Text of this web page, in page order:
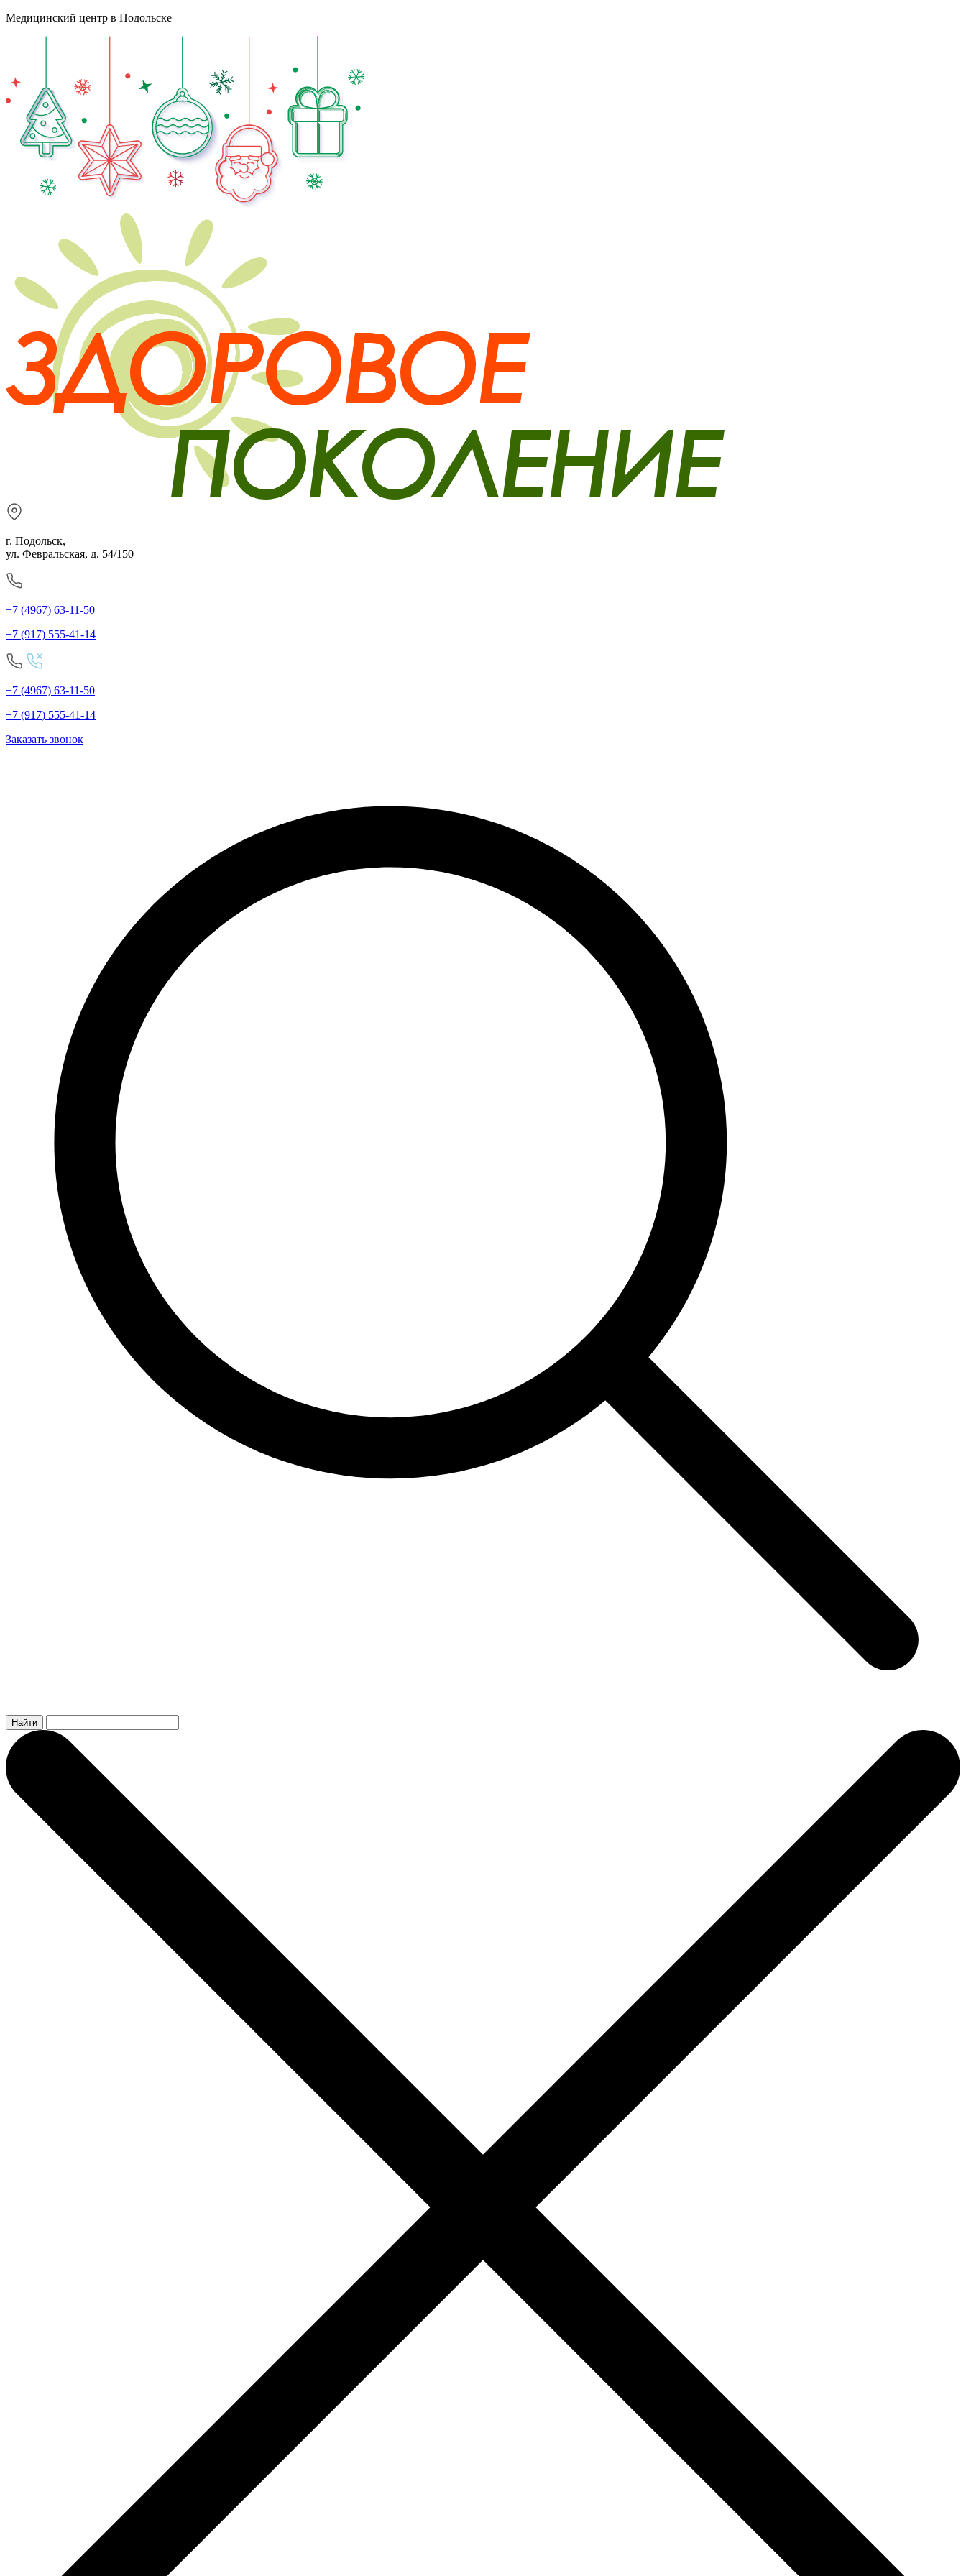
Медицинский центр в Подольске
г. Подольск,
ул. Февральская, д. 54/150
+7 (4967) 63-11-50
+7 (917) 555-41-14
+7 (4967) 63-11-50
+7 (917) 555-41-14
Заказать звонок
Найти